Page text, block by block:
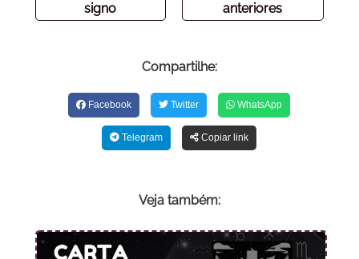
signo
anteriores
Compartilhe:
Facebook Twitter WhatsApp
Telegram Copiar link
Veja também: